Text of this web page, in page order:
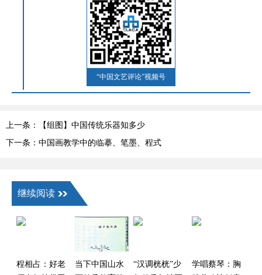
“中国文艺评论”视频号
上一条：【组图】中国传统乐器知多少
下一条：中国画教学中的临摹、笔墨、程式
继续阅读
程相占：好老
当下中国山水
“汉调桄桄”少
学唱蔡琴：胸